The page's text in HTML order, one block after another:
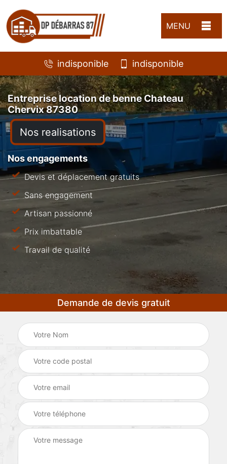
MENU
indisponible indisponible
Entreprise location de benne Chateau
Chervix 87380
Nos realisations
Nos engagements
Devis et déplacement gratuits
Sans engagement
Artisan passionné
Prix imbattable
Travail de qualité
Demande de devis gratuit